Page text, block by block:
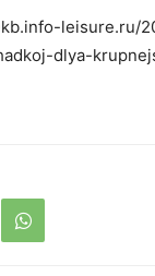
leisure.ru/
dlya-